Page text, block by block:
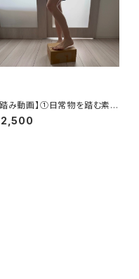
踏み動画】①日常物を踏む素足
[Stepping Video] ① Bare
stepping on everyday